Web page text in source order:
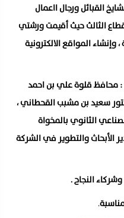
القبائل ورجال ااعمال
الثالث حيث أقيمت ورشتي
وإنشاء المواقع الالكترونية
: محافظ قلوة علي بن احمد
سعيد بن مشبب القحطاني ،
الثانوي بالمخواة
الأبحاث والتطوير في الشركة
النجاح .
.